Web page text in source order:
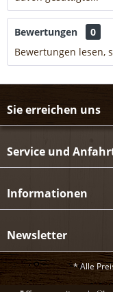
Bewertungen
0
Bewertungen lesen,
Sie erreichen uns
Service und
Informationen
Newsletter
* Alle